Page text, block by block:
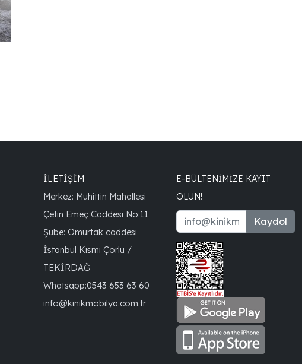
İLETİŞİM
Merkez: Muhittin Mahallesi
Çetin Emeç Caddesi No:11
Şube: Omurtak caddesi
İstanbul Kısmı Çorlu /
TEKİRDAĞ
Whatsapp:0543 653 63 60
info@kinikmobilya.com.tr
E-BÜLTENIMIZE KAYIT
OLUN!
Kaydol